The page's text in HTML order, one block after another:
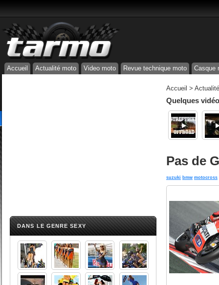
Accueil Actualité moto Video moto Revue technique moto Casque
DANS LE GENRE SEXY
Accueil >
Quelques
Pas de
suzuki bmw motocross